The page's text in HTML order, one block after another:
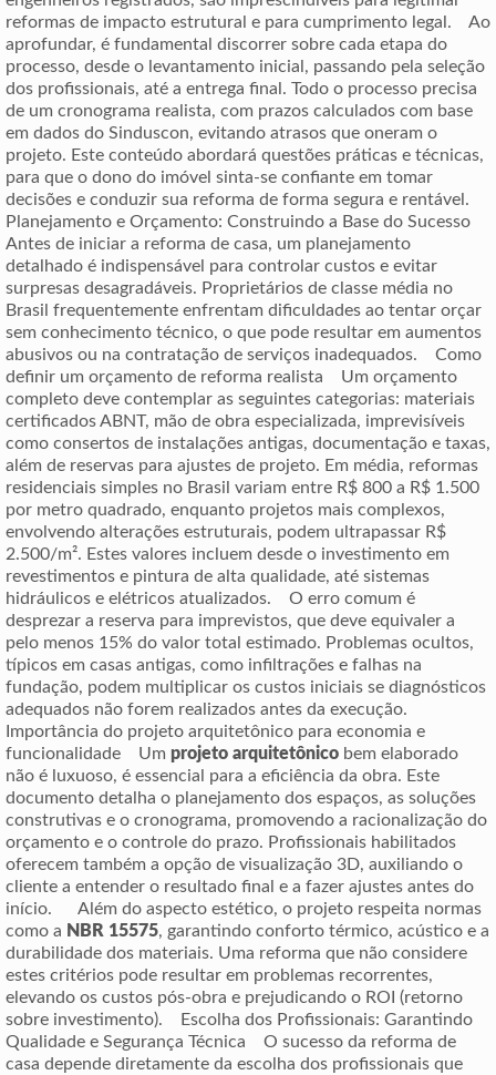
reformas de impacto estrutural e para cumprimento legal. Ao
aprofundar, é fundamental discorrer sobre cada etapa do
processo, desde o levantamento inicial, passando pela seleção
dos profissionais, até a entrega final. Todo o processo precisa
de um cronograma realista, com prazos calculados com base
em dados do Sinduscon, evitando atrasos que oneram o
projeto. Este conteúdo abordará questões práticas e técnicas,
para que o dono do imóvel sinta-se confiante em tomar
decisões e conduzir sua reforma de forma segura e rentável.
Planejamento e Orçamento: Construindo a Base do Sucesso
Antes de iniciar a reforma de casa, um planejamento
detalhado é indispensável para controlar custos e evitar
surpresas desagradáveis. Proprietários de classe média no
Brasil frequentemente enfrentam dificuldades ao tentar orçar
sem conhecimento técnico, o que pode resultar em aumentos
abusivos ou na contratação de serviços inadequados. Como
definir um orçamento de reforma realista Um orçamento
completo deve contemplar as seguintes categorias: materiais
certificados ABNT, mão de obra especializada, imprevisíveis
como consertos de instalações antigas, documentação e taxas,
além de reservas para ajustes de projeto. Em média, reformas
residenciais simples no Brasil variam entre R$ 800 a R$ 1.500
por metro quadrado, enquanto projetos mais complexos,
envolvendo alterações estruturais, podem ultrapassar R$
2.500/m². Estes valores incluem desde o investimento em
revestimentos e pintura de alta qualidade, até sistemas
hidráulicos e elétricos atualizados. O erro comum é
desprezar a reserva para imprevistos, que deve equivaler a
pelo menos 15% do valor total estimado. Problemas ocultos,
típicos em casas antigas, como infiltrações e falhas na
fundação, podem multiplicar os custos iniciais se diagnósticos
adequados não forem realizados antes da execução.
Importância do projeto arquitetônico para economia e
funcionalidade Um projeto arquitetônico bem elaborado
não é luxuoso, é essencial para a eficiência da obra. Este
documento detalha o planejamento dos espaços, as soluções
construtivas e o cronograma, promovendo a racionalização do
orçamento e o controle do prazo. Profissionais habilitados
oferecem também a opção de visualização 3D, auxiliando o
cliente a entender o resultado final e a fazer ajustes antes do
início. Além do aspecto estético, o projeto respeita normas
como a NBR 15575, garantindo conforto térmico, acústico e a
durabilidade dos materiais. Uma reforma que não considere
estes critérios pode resultar em problemas recorrentes,
elevando os custos pós-obra e prejudicando o ROI (retorno
sobre investimento). Escolha dos Profissionais: Garantindo
Qualidade e Segurança Técnica O sucesso da reforma de
casa depende diretamente da escolha dos profissionais que